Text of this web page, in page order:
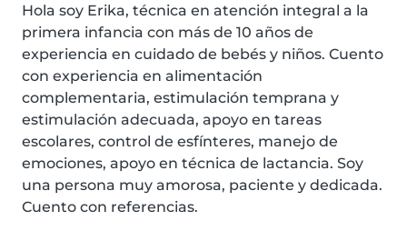
Hola soy Erika, técnica en atención integral a la
primera infancia con más de 10 años de
experiencia en cuidado de bebés y niños. Cuento
con experiencia en alimentación
complementaria, estimulación temprana y
estimulación adecuada, apoyo en tareas
escolares, control de esfínteres, manejo de
emociones, apoyo en técnica de lactancia. Soy
una persona muy amorosa, paciente y dedicada.
Cuento con referencias.